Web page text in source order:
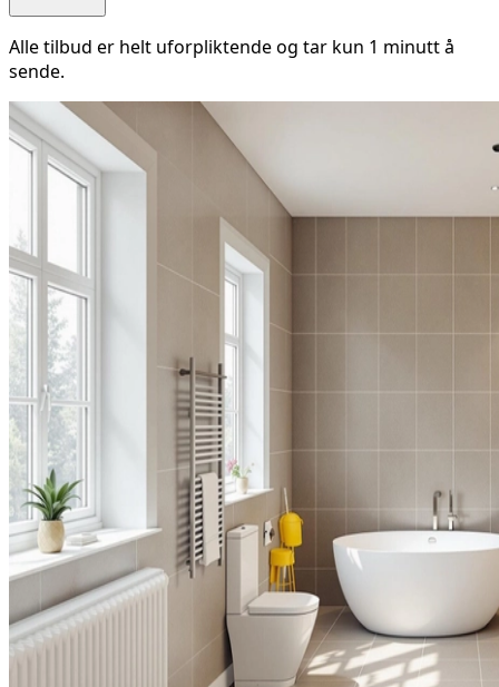
Alle tilbud er helt uforpliktende og tar kun 1 minutt å
sende.